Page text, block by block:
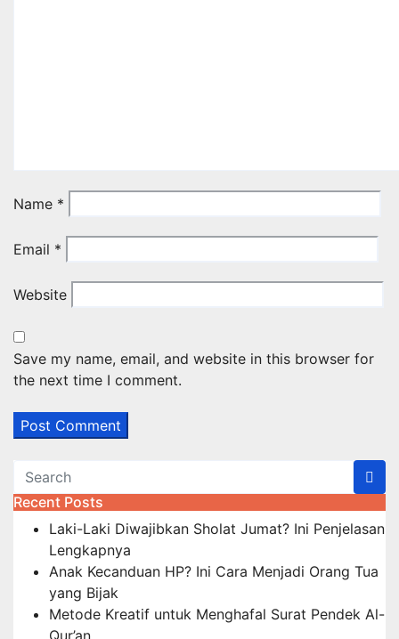
Name *
Email *
Website
Save my name, email, and website in this browser for
the next time I comment.
Recent Posts
Laki-Laki Diwajibkan Sholat Jumat? Ini Penjelasan
Lengkapnya
Anak Kecanduan HP? Ini Cara Menjadi Orang Tua
yang Bijak
Metode Kreatif untuk Menghafal Surat Pendek Al-
Qur’an